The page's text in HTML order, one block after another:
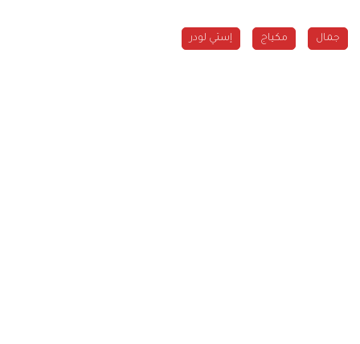
جمال مكياج إستي لودر